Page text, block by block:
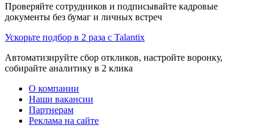
Проверяйте сотрудников и подписывайте кадровые
документы без бумаг и личных встреч
Ускорьте подбор в 2 раза с Talantix
Автоматизируйте сбор откликов, настройте воронку,
собирайте аналитику в 2 клика
О компании
Наши вакансии
Партнерам
Реклама на сайте